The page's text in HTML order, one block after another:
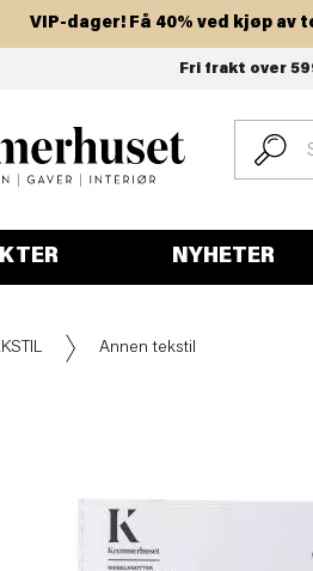
VIP-dager! Få 40% ved kjøp av to
Fri frakt over
NYHETER
Annen tekstil